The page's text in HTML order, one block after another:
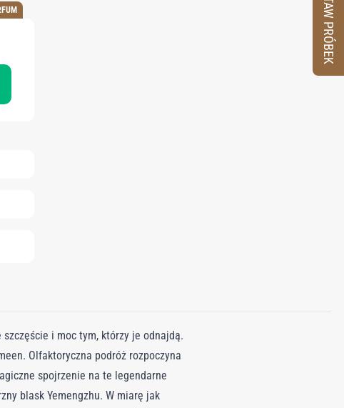
szczęście i moc tym, którzy je odnajdą.
Olfaktoryczna podróż rozpoczyna
spojrzenie na te legendarne
blask Yemengzhu. W miarę jak
ZESTAW PRÓBEK